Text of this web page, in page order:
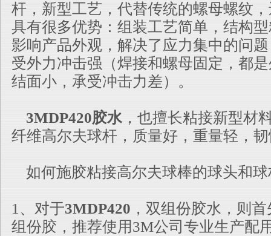
杆，新型工艺，代替传统的螺母螺纹，
具有很多优势：组装工艺简单，结构
影响产品外观，解决了 应力集中的问
受外力冲击强（焊接和螺母固定，都
结面小， 承受冲击力差）。
3MDP420胶水，也擅长粘接新型材
纤维高尔夫球杆，质量好，重量轻，韧
如何施胶粘接高尔夫球棒的球头和球
1、对于3MDP420 ，双组份胶水，则
组份胶，推荐使用3M公司专业生产配